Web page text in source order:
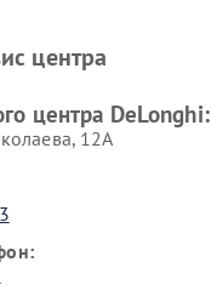
DeLonghi
центра
центра DeLonghi:
12А